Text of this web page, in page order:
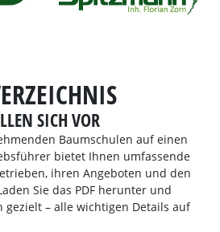
SICH VOR
Baumschulen auf einen
bietet Ihnen umfassende
ihren Angeboten und den
Sie das PDF herunter und
gezielt – alle wichtigen Details auf